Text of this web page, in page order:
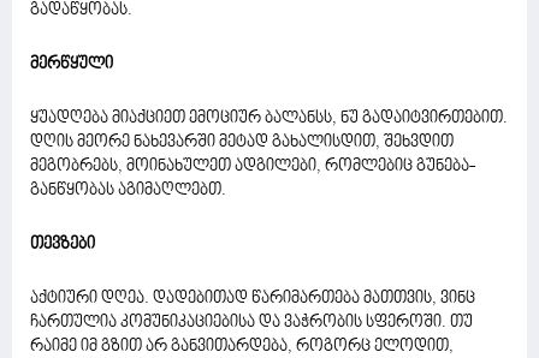
გადაწყობას.
მერწყული
ყუადღება მიაქციეთ ემოციურ ბალანსს, ნუ გადაიტვირთებით.
დღის მეორე ნახევარში მეტად გახალისდით, შეხვდით
მეგობრებს, მოინახულეთ ადგილები, რომლებიც გუნება-
განწყობას აგიმაღლებთ.
თევზები
აქტიური დღეა. დადებითად წარიმართება მათთვის, ვინც
ჩართულია კომუნიკაციებისა და ვაჭრობის სფეროში. თუ
რაიმე იმ გზით არ განვითარდება, როგორც ელოდით,